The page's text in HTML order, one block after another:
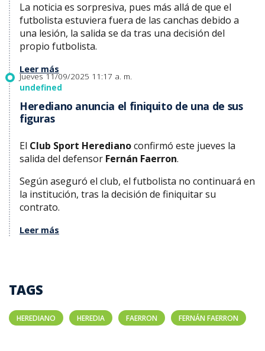
La noticia es sorpresiva, pues más allá de que el
futbolista estuviera fuera de las canchas debido a
una lesión, la salida se da tras una decisión del
propio futbolista.
Leer más
Jueves 11/09/2025 11:17 a. m.
undefined
Herediano anuncia el finiquito de una de sus
figuras
El Club Sport Heredianoconfirmó este jueves la
salida del defensor Fernán Faerron.
Según aseguró el club, el futbolista no continuará en
la institución, tras la decisión de finiquitar su
contrato.
Leer más
TAGS
HEREDIANO HEREDIA FAERRON FERNÁN FAERRON